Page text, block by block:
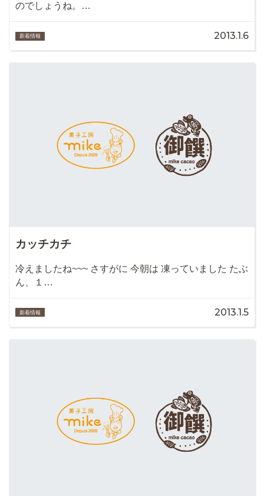
のでしょうね。…
新着情報 2013.1.6
カッチカチ
冷えましたね~~~ さすがに 今朝は 凍っていました たぶ
ん、１…
新着情報 2013.1.5